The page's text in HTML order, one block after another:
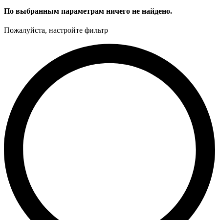
По выбранным параметрам ничего не найдено.
Пожалуйста, настройте фильтр